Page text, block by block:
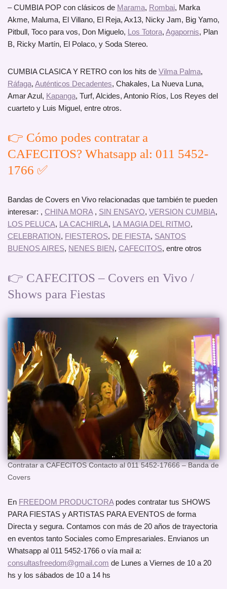
– CUMBIA POP con clásicos de Marama, Rombai, Marka
Akme, Maluma, El Villano, El Reja, Ax13, Nicky Jam, Big Yamo,
Pitbull, Toco para vos, Don Miguelo, Los Totora, Agapornis, Plan
B, Ricky Martín, El Polaco, y Soda Stereo.
CUMBIA CLASICA Y RETRO con los hits de Vilma Palma,
Ráfaga, Auténticos Decadentes, Chakales, La Nueva Luna,
Amar Azul, Kapanga, Turf, Alcides, Antonio Ríos, Los Reyes del
cuarteto y Luis Miguel, entre otros.
👉 Cómo podes contratar a
CAFECITOS? Whatsapp al: 011 5452-
1766 ✅
Bandas de Covers en Vivo relacionadas que también te pueden
interesar: , CHINA MORA, SIN ENSAYO, VERSION CUMBIA,
LOS PELUCA, LA CACHIRLA, LA MAGIA DEL RITMO,
CELEBRATION, FIESTEROS, DE FIESTA, SANTOS
BUENOS AIRES, NENES BIEN, CAFECITOS, entre otros
👉 CAFECITOS – Covers en Vivo /
Shows para Fiestas
Contratar a CAFECITOS Contacto al 011 5452-17666 – Banda de
Covers
En FREEDOM PRODUCTORApodes contratar tus SHOWS
PARA FIESTAS y ARTISTAS PARA EVENTOS de forma
Directa y segura. Contamos con más de 20 años de trayectoria
en eventos tanto Sociales como Empresariales. Envianos un
Whatsapp al 011 5452-1766 o vía mail a:
consultasfreedom@gmail.com de Lunes a Viernes de 10 a 20
hs y los sábados de 10 a 14 hs